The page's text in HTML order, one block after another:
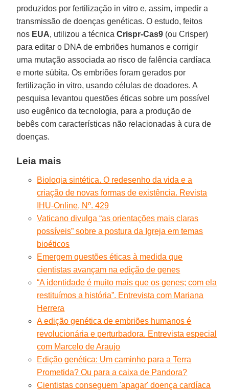
produzidos por fertilização in vitro e, assim, impedir a
transmissão de doenças genéticas. O estudo, feitos
nos EUA, utilizou a técnicaCrispr-Cas9 (ou Crisper)
para editar o DNA de embriões humanos e corrigir
uma mutação associada ao risco de falência cardíaca
e morte súbita. Os embriões foram gerados por
fertilização in vitro, usando células de doadores. A
pesquisa levantou questões éticas sobre um possível
uso eugênico da tecnologia, para a produção de
bebês com características não relacionadas à cura de
doenças.
Leia mais
Biologia sintética. O redesenho da vida e a
criação de novas formas de existência. Revista
IHU-Online, Nº. 429
Vaticano divulga “as orientações mais claras
possíveis” sobre a postura da Igreja em temas
bioéticos
Emergem questões éticas à medida que
cientistas avançam na edição de genes
“A identidade é muito mais que os genes; com ela
restituímos a história”. Entrevista com Mariana
Herrera
A edição genética de embriões humanos é
revolucionária e perturbadora. Entrevista especial
com Marcelo de Araujo
Edição genética: Um caminho para a Terra
Prometida? Ou para a caixa de Pandora?
Cientistas conseguem 'apagar' doença cardíaca